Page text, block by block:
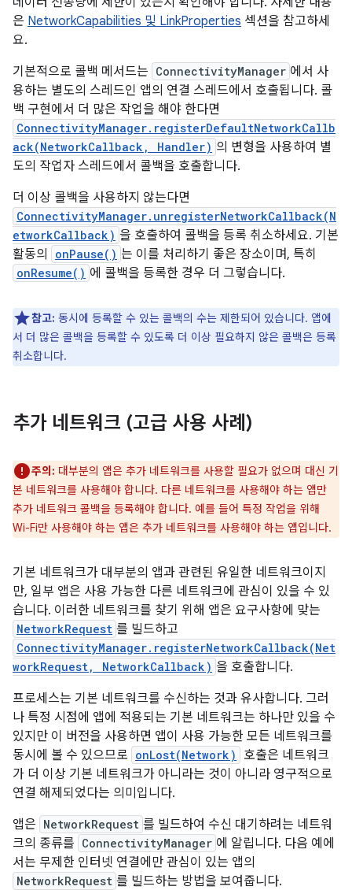
은 NetworkCapabilities 및 LinkProperties 섹션을 참고하세
요.
기본적으로 콜백 메서드는 ConnectivityManager 에서 사
용하는 별도의 스레드인 앱의 연결 스레드에서 호출됩니다. 콜
백 구현에서 더 많은 작업을 해야 한다면
ConnectivityManager.registerDefaultNetworkCallb
ack(NetworkCallback, Handler) 의 변형을 사용하여 별
도의 작업자 스레드에서 콜백을 호출합니다.
더 이상 콜백을 사용하지 않는다면
ConnectivityManager.unregisterNetworkCallback(N
etworkCallback) 을 호출하여 콜백을 등록 취소하세요. 기본
활동의
onPause() 는 이를 처리하기 좋은 장소이며, 특히
onResume() 에 콜백을 등록한 경우 더 그렇습니다.
참고: 동시에 등록할 수 있는 콜백의 수는 제한되어 있습니다. 앱에
서 더 많은 콜백을 등록할 수 있도록 더 이상 필요하지 않은 콜백은 등록
취소합니다.
추가 네트워크 (고급 사용 사례)
주의: 대부분의 앱은 추가 네트워크를 사용할 필요가 없으며 대신 기
본 네트워크를 사용해야 합니다. 다른 네트워크를 사용해야 하는 앱만
추가 네트워크 콜백을 등록해야 합니다. 예를 들어 특정 작업을 위해
Wi-Fi만 사용해야 하는 앱은 추가 네트워크를 사용해야 하는 앱입니다.
기본 네트워크가 대부분의 앱과 관련된 유일한 네트워크이지
만, 일부 앱은 사용 가능한 다른 네트워크에 관심이 있을 수 있
습니다. 이러한 네트워크를 찾기 위해 앱은 요구사항에 맞는
NetworkRequest 를 빌드하고
ConnectivityManager.registerNetworkCallback(Net
workRequest, NetworkCallback) 을 호출합니다.
프로세스는 기본 네트워크를 수신하는 것과 유사합니다. 그러
나 특정 시점에 앱에 적용되는 기본 네트워크는 하나만 있을 수
있지만 이 버전을 사용하면 앱이 사용 가능한 모든 네트워크를
동시에 볼 수 있으므로 onLost(Network)
호출은 네트워크
가 더 이상 기본 네트워크가 아니라는 것이 아니라 영구적으로
연결 해제되었다는 의미입니다.
앱은 NetworkRequest 를 빌드하여 수신 대기하려는 네트워
크의 종류를 ConnectivityManager 에 알립니다. 다음 예에
서는 무제한 인터넷 연결에만 관심이 있는 앱의
NetworkRequest 를 빌드하는 방법을 보여줍니다.